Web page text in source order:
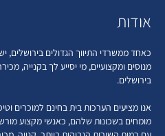
אודות
כאחד ממשרדי התיווך הגדולים בירושלים,
מנוסים ומקצועיים, מי יסייע לך בקנייה,
בירושלים.
אנו מציעים הערכות בית בחינם למוכרים
מומחים בשכונות שלהם, כאנשי מקצוע